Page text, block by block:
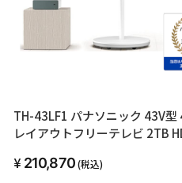
TH-43LF1 パナソニック 43V型
レイアウトフリーテレビ 2TB
210,870(税込)